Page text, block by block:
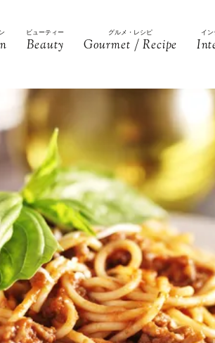
ビューティー
Beauty
グルメ・レシピ
Gourmet / Recipe
イ